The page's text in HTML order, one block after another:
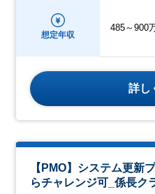
想定年収
485～900
詳し
【PMO】システム更
らチャレンジ可_係長ク